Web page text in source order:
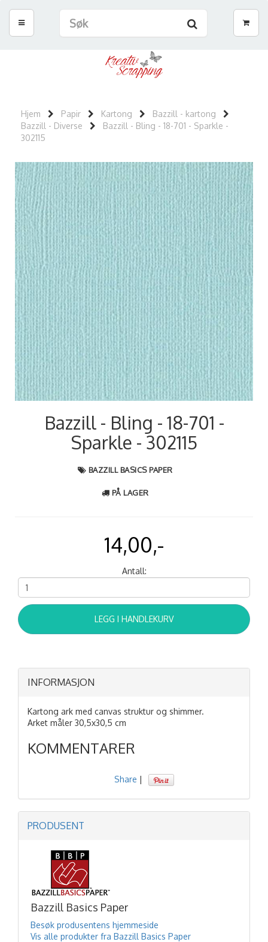
Hjem Papir Kartong
Bazzill - kartong
Bazzill - Diverse
Bazzill - Bling - 18-701 - Sparkle -
302115
Bazzill - Bling - 18-701 -
Sparkle - 302115
BAZZILL BASICS PAPER
PÅ LAGER
14,00,-
Antall:
LEGG I HANDLEKURV
INFORMASJON
Kartong ark med canvas struktur og shimmer.
Arket måler 30,5x30,5 cm
KOMMENTARER
Share |
PRODUSENT
Bazzill Basics Paper
Besøk produsentens hjemmeside
Vis alle produkter fra Bazzill Basics Paper